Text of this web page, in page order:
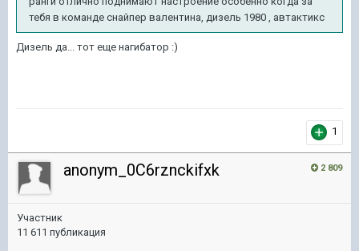
тебя в команде снайпер валентина, дизель 1980 , автактикс
Дизель да... тот еще нагибатор :)
1
2 809
anonym_0C6rznckifxk
Участник
11 611 публикация